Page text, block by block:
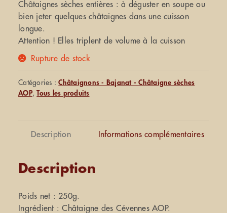
Châtaignes sèches entières : à déguster en soupe ou
bien jeter quelques châtaignes dans une cuisson
longue.
Attention ! Elles triplent de volume à la cuisson
Rupture de stock
Catégories :Châtaignons - Bajanat - Châtaigne sèches
AOP,Tous les produits
Description Informations complémentaires
Description
Poids net : 250g.
Ingrédient : Châtaigne des Cévennes AOP.